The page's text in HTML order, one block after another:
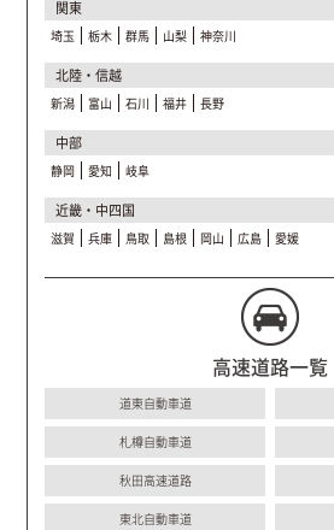
関東
埼玉 栃木 群馬 山梨 神奈川
北陸・信越
新潟 富山 石川 福井 長野
中部
静岡 愛知 岐阜
近畿・中四国
滋賀 兵庫 鳥取 島根 岡山 広島 愛媛
高速道路一覧
道東自動車道
札樽自動車道
秋田高速道路
東北自動車道